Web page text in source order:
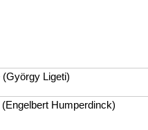
(György Ligeti)
(Engelbert Humperdinck)